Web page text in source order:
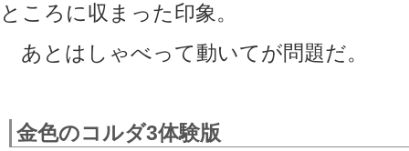
ところに収まった印象。
あとはしゃべって動いてが問題だ。
金色のコルダ3体験版